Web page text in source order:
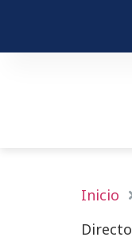
Inicio